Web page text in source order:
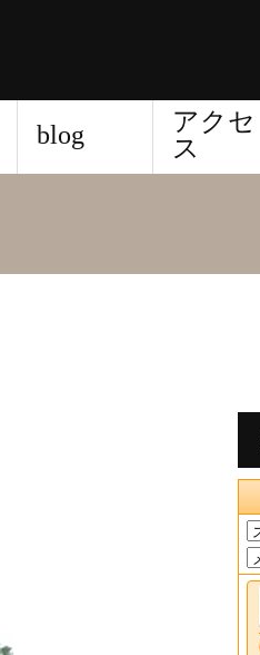
blog
アクセ
ス